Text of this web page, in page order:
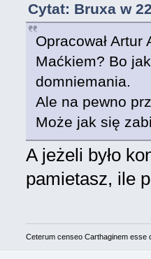
Cytat: Bruxa w
Opracował Artur
Maćkiem? Bo
domniemania.
Ale na pewno
Może jak się
A jeżeli było
pamietasz, ile
Ceterum censeo Carthaginem esse